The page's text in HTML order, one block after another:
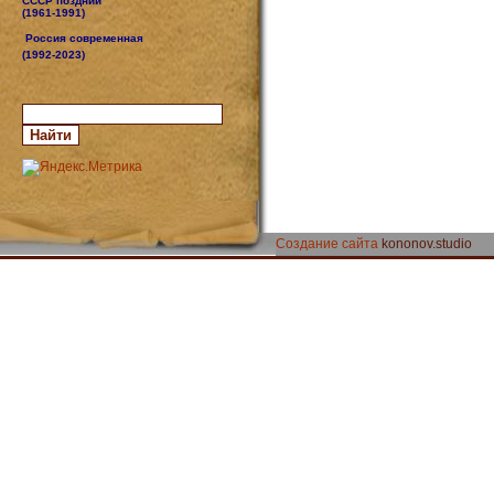
(1961-1991)
Россия современная
(1992-2023)
Создание сайта kononov.studio